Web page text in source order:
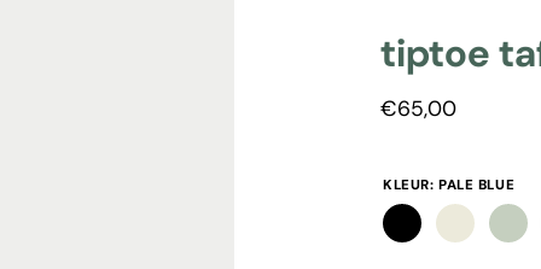
tiptoe
€65,00
KLEUR: PALE BLUE